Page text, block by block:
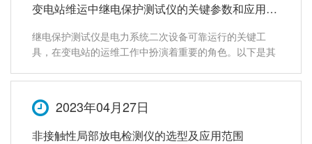
变电站维运中继电保护测试仪的关键参数和应用范围
继电保护测试仪是电力系统二次设备可靠运行的关键工
具，在变电站的运维工作中扮演着重要的角色。以下是其
解析：一、 关键参数继电保护测试仪的性能直接决定了测
试数据的准确性与公信力，选型和使用中需重
2023年04月27日
非接触性局部放电检测仪的选型及应用范围